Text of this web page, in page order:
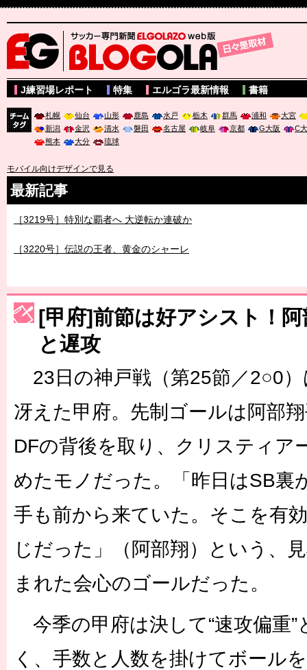
サッカー専門新聞ELGOLAZO web版 BLOGOLA
J練習場レポート 特集 エルゴラ最新情報 書籍
札幌 仙台 山形 鹿島 水戸 栃木 群馬 浦和
大宮
新潟
金沢 清水 磐田 名古屋 岐阜 京都 G大阪
C
熊本
大分 琉球
モバイル向けデザインで見る
最新記事
［3219号］特別な覇者へ 大逆転か連破か
［3220号］伝説の王者、黄金のシャーレ
［3230号］世界一への夢は終わらない
［3223号］一丸。日本出陣
［3222号］史上最大のW杯開幕 注目は「個」
[甲府]前節は好アシスト！
と遅攻
23日の神戸戦（第25節／2○0
冴えた甲府。先制ゴールは阿部
DFの背後を取り、クリスティア
めたモノだった。「昨日はSB裏
手も前から来ていた。そこを有
じだった」（阿部翔）という、
まれた会心のゴールだった。
今季の甲府は決して“速攻偏重
く、手数と人数を掛けてボール